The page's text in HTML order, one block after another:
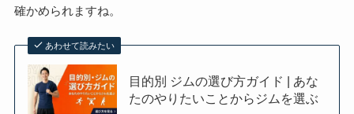
確かめられますね。
あわせて読みたい
目的別 ジムの選び方ガイド | あな
たのやりたいことからジムを選ぶ